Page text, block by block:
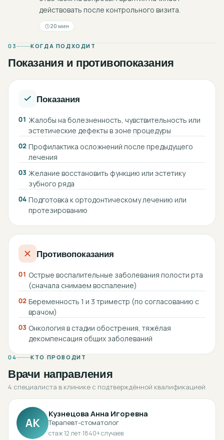
действовать после контрольного визита.
20 мин
03 КОГДА ПОДХОДИТ
Показания и противопоказания
Показания
01 Жалобы на болезненность, чувствительность или
эстетические дефекты в зоне процедуры
02 Профилактика осложнений после предыдущего
лечения
03 Желание восстановить функцию или эстетику
зубного ряда
04 Подготовка к ортодонтическому лечению или
протезированию
Противопоказания
01 Острые воспалительные заболевания полости рта
(сначала снимаем воспаление)
02 Беременность 1 и 3 триместр (по согласованию с
врачом)
03 Онкология в стадии обострения, тяжёлая
декомпенсация общих заболеваний
04 КТО ПРОВОДИТ
Врачи направления
4 специалиста в клинике с подтверждённой квалификацией
АК
Кузнецова Анна Игоревна
Терапевт-стоматолог
стаж12лет·1840+ случаев